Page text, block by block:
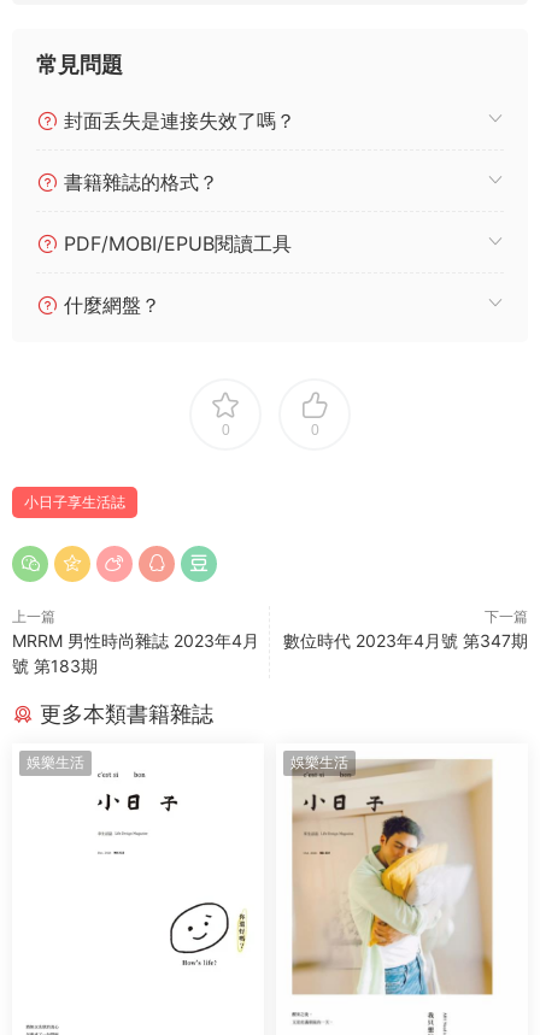
常見問題
封面丢失是連接失效了嗎？
書籍雜誌的格式？
PDF/MOBI/EPUB閱讀工具
什麼網盤？
0 0
小日子享生活誌
上一篇
MRRM 男性時尚雜誌 2023年4月
號 第183期
下一篇
數位時代 2023年4月號 第347期
更多本類書籍雜誌
娛樂生活 娛樂生活